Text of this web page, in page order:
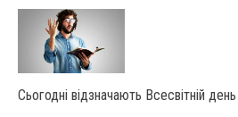
Сьогодні відзначають Всесвітній